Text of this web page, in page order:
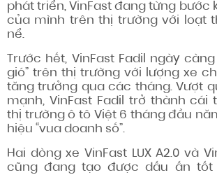
phát triển, VinFast đang từng bước
của mình trên thị trường với loạt
nể.
Trước hết, VinFast Fadil ngày
gió” trên thị trường với lượng xe
tăng trưởng qua các tháng. Vượt
mạnh, VinFast Fadil trở thành cái
thị trường ô tô Việt 6 tháng đầu
hiệu “vua doanh số”.
Hai dòng xe VinFast LUX A2.0 và
cũng đang tạo được dấu ấn tốt